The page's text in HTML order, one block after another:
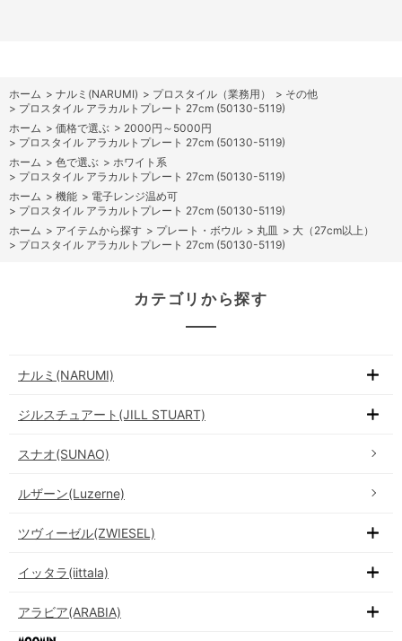
ホーム > ナルミ(NARUMI) > プロスタイル（業務用） > その他
> プロスタイル アラカルトプレート 27cm (50130-5119)
ホーム > 価格で選ぶ > 2000円～5000円
> プロスタイル アラカルトプレート 27cm (50130-5119)
ホーム > 色で選ぶ > ホワイト系
> プロスタイル アラカルトプレート 27cm (50130-5119)
ホーム > 機能 > 電子レンジ温め可
> プロスタイル アラカルトプレート 27cm (50130-5119)
ホーム > アイテムから探す > プレート・ボウル > 丸皿 > 大（27cm以上）
> プロスタイル アラカルトプレート 27cm (50130-5119)
カテゴリから探す
ナルミ(NARUMI)
ジルスチュアート(JILL STUART)
スナオ(SUNAO)
ルザーン(Luzerne)
ツヴィーゼル(ZWIESEL)
イッタラ(iittala)
アラビア(ARABIA)